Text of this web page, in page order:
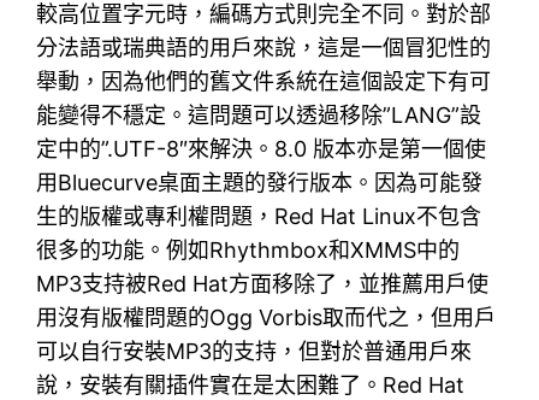
較高位置字元時，編碼方式則完全不同。對於部
分法語或瑞典語的用戶來說，這是一個冒犯性的
舉動，因為他們的舊文件系統在這個設定下有可
能變得不穩定。這問題可以透過移除”LANG”設
定中的”.UTF-8″來解決。8.0 版本亦是第一個使
用Bluecurve桌面主題的發行版本。因為可能發
生的版權或專利權問題，Red Hat Linux不包含
很多的功能。例如Rhythmbox和XMMS中的
MP3支持被Red Hat方面移除了，並推薦用戶使
用沒有版權問題的Ogg Vorbis取而代之，但用戶
可以自行安裝MP3的支持，但對於普通用戶來
說，安裝有關插件實在是太困難了。Red Hat